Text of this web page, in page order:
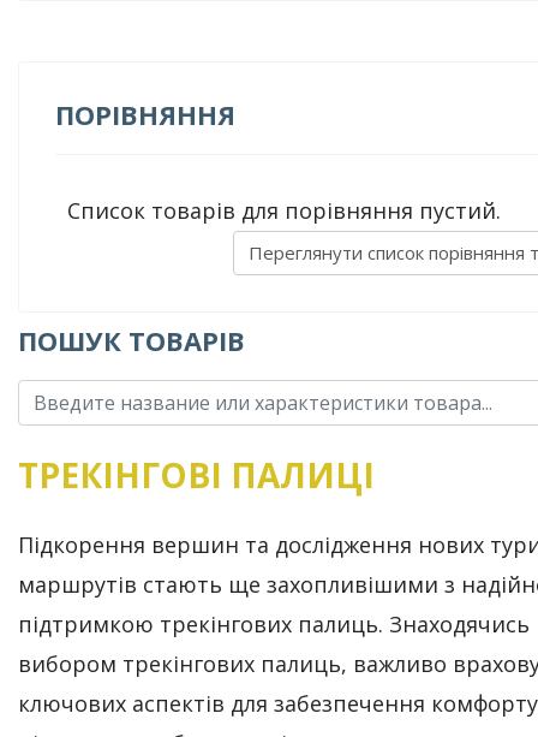
ПОРІВНЯННЯ
Список товарів для порівняння пустий.
Переглянути список порівняння
ПОШУК ТОВАРІВ
ТРЕКІНГОВІ ПАЛИЦІ
Підкорення вершин та дослідження нових
маршрутів стають ще захопливішими з
підтримкою трекінгових палиць. Знаходячись
вибором трекінгових палиць, важливо
ключових аспектів для забезпечення